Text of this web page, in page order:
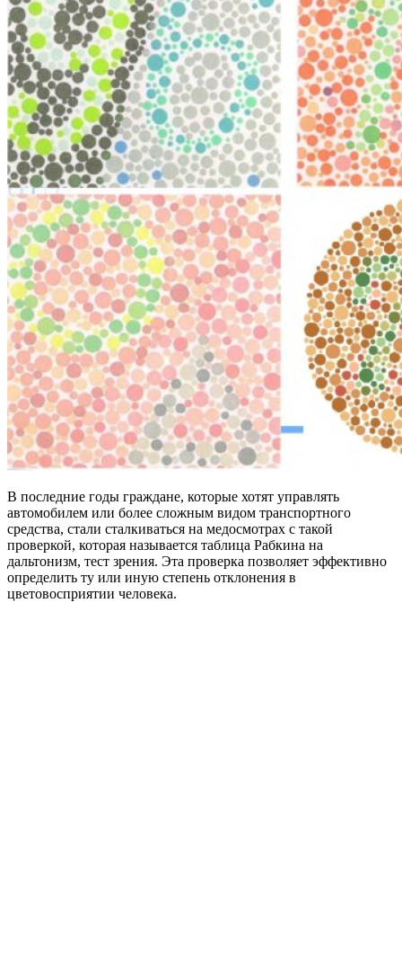
В последние годы граждане, которые хотят управлять
автомобилем или более сложным видом транспортного
средства, стали сталкиваться на медосмотрах с такой
проверкой, которая называется таблица Рабкина на
дальтонизм, тест зрения. Эта проверка позволяет эффективно
определить ту или иную степень отклонения в
цветовосприятии человека.